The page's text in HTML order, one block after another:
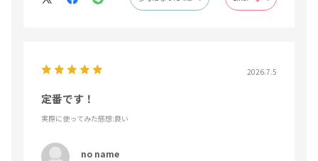
2026.7.5
定番です！
実際に使ってみた感想:良い
no name